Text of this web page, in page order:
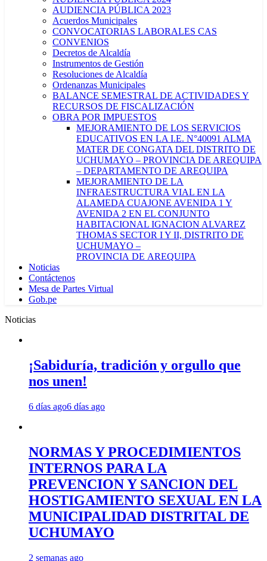
AUDIENCIA PÚBLICA 2023
Acuerdos Municipales
CONVOCATORIAS LABORALES CAS
CONVENIOS
Decretos de Alcaldía
Instrumentos de Gestión
Resoluciones de Alcaldía
Ordenanzas Municipales
BALANCE SEMESTRAL DE ACTIVIDADES Y
RECURSOS DE FISCALIZACIÓN
OBRA POR IMPUESTOS
MEJORAMIENTO DE LOS SERVICIOS
EDUCATIVOS EN LA I.E. N°40091 ALMA
MATER DE CONGATA DEL DISTRITO DE
UCHUMAYO – PROVINCIA DE AREQUIPA
– DEPARTAMENTO DE AREQUIPA
MEJORAMIENTO DE LA
INFRAESTRUCTURA VIAL EN LA
ALAMEDA CUAJONE AVENIDA 1 Y
AVENIDA 2 EN EL CONJUNTO
HABITACIONAL IGNACION ALVAREZ
THOMAS SECTOR I Y II, DISTRITO DE
UCHUMAYO –
PROVINCIA DE AREQUIPA
Noticias
Contáctenos
Mesa de Partes Virtual
Gob.pe
Noticias
¡Sabiduría, tradición y orgullo que
nos unen!
6 días ago6 días ago
NORMAS Y PROCEDIMIENTOS
INTERNOS PARA LA
PREVENCION Y SANCION DEL
HOSTIGAMIENTO SEXUAL EN LA
MUNICIPALIDAD DISTRITAL DE
UCHUMAYO
2 semanas ago